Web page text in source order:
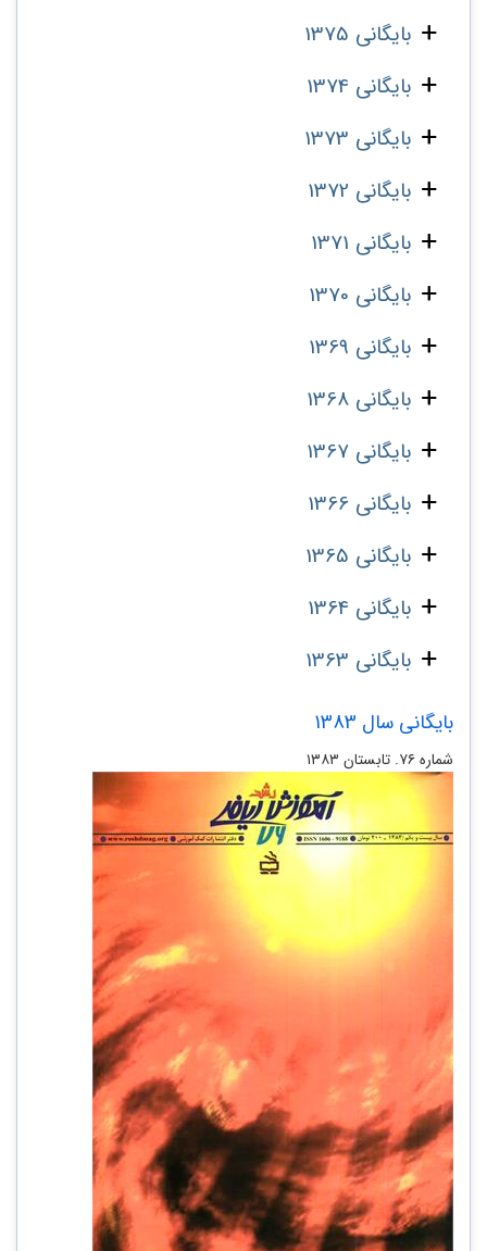
بایگانی 1375
بایگانی 1374
بایگانی 1373
بایگانی 1372
بایگانی 1371
بایگانی 1370
بایگانی 1369
بایگانی 1368
بایگانی 1367
بایگانی 1366
بایگانی 1365
بایگانی 1364
بایگانی 1363
بایگانی سال 1383
شماره ۷۶. تابستان ۱۳۸۳